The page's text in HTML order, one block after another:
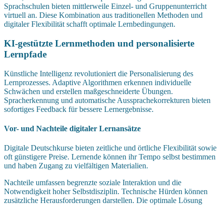
Sprachschulen bieten mittlerweile Einzel- und Gruppenunterricht
virtuell an. Diese Kombination aus traditionellen Methoden und
digitaler Flexibilität schafft optimale Lernbedingungen.
KI-gestützte Lernmethoden und personalisierte
Lernpfade
Künstliche Intelligenz revolutioniert die Personalisierung des
Lernprozesses. Adaptive Algorithmen erkennen individuelle
Schwächen und erstellen maßgeschneiderte Übungen.
Spracherkennung und automatische Aussprachekorrekturen bieten
sofortiges Feedback für bessere Lernergebnisse.
Vor- und Nachteile digitaler Lernansätze
Digitale Deutschkurse bieten zeitliche und örtliche Flexibilität sowie
oft günstigere Preise. Lernende können ihr Tempo selbst bestimmen
und haben Zugang zu vielfältigen Materialien.
Nachteile umfassen begrenzte soziale Interaktion und die
Notwendigkeit hoher Selbstdisziplin. Technische Hürden können
zusätzliche Herausforderungen darstellen. Die optimale Lösung